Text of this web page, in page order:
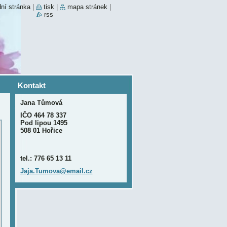
Kontakt
Jana Tůmová
IČO 464 78 337
Pod lipou 1495
508 01 Hořice
tel.: 776 65 13 11
Jaja.Tumova@emai l.cz
stránka tisk mapa stránek
rss